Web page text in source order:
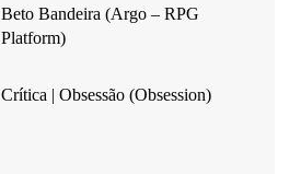
Beto Bandeira (Argo – RPG
Platform)
Crítica | Obsessão (Obsession)